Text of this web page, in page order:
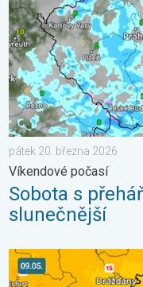
pátek 20. března 2026
Víkendové počasí
Sobota s
slunečnější
Víkend bude slunečný,